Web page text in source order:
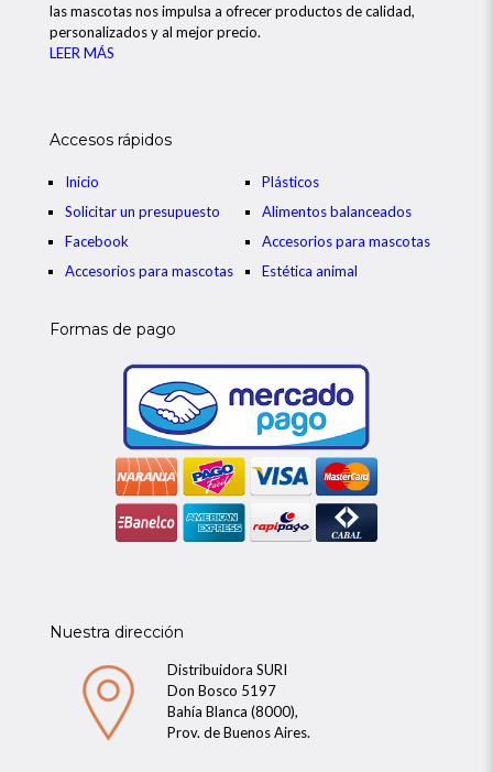
las mascotas nos impulsa a ofrecer productos de calidad,
personalizados y al mejor precio.
LEER MÁS
Accesos rápidos
Inicio
Solicitar un presupuesto
Facebook
Accesorios para mascotas
Plásticos
Alimentos balanceados
Accesorios para mascotas
Estética animal
Formas de pago
Nuestra dirección
Distribuidora SURI
Don Bosco 5197
Bahía Blanca (8000),
Prov. de Buenos Aires.